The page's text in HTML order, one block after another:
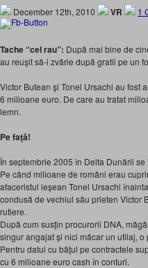
December 12th, 2010 VR 1
Tache “cel rau”: După mai bine de
au reuşit să-i zvârle după gratii pe un
Victor Butean şi Tonel Ursachi au fost
6 milioane euro. De care au tratat
lemn.
Pe faţă!
În septembrie 2005 în Delta Dunării
Pe când milioane de români erau
afaceristul ieşean Tonel Ursachi
condusă de vechiul său prieten Victor
rutiere.
După cum susţin procurorii DNA,
singur angajat şi nici măcar un utilaj, o
Pentru datul cu băţul pe contractele
cu 6 milioane euro cash în conturi.